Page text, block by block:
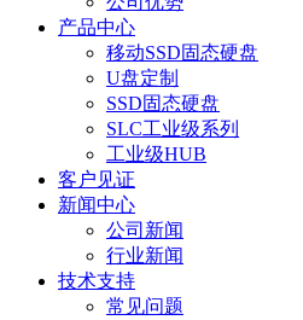
产品中心
移动SSD固态硬盘
U盘定制
SSD固态硬盘
SLC工业级系列
工业级HUB
客户见证
新闻中心
公司新闻
行业新闻
技术支持
常见问题